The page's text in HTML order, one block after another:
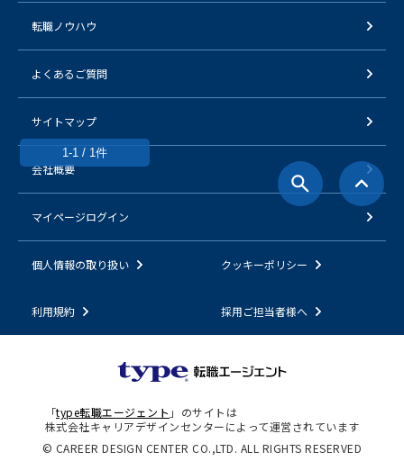
1-1 / 1件
転職ノウハウ
よくあるご質問
サイトマップ
会社概要
マイページログイン
個人情報の取り扱い クッキーポリシー
利用規約 採用ご担当者様へ
「type転職エージェント 」のサイトは
株式会社キャリアデザインセンターによって運営されています
© CAREER DESIGN CENTER CO.,LTD. ALL RIGHTS RESERVED